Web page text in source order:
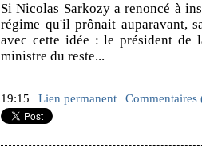
Si Nicolas Sarkozy a renoncé à
régime qu'il prônait auparavant,
avec cette idée : le président de
ministre du reste...
19:15 | Lien permanent | Commentaires
|